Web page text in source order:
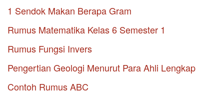
1 Sendok Makan Berapa Gram
Rumus Matematika Kelas 6 Semester 1
Rumus Fungsi Invers
Pengertian Geologi Menurut Para Ahli Lengkap
Contoh Rumus ABC